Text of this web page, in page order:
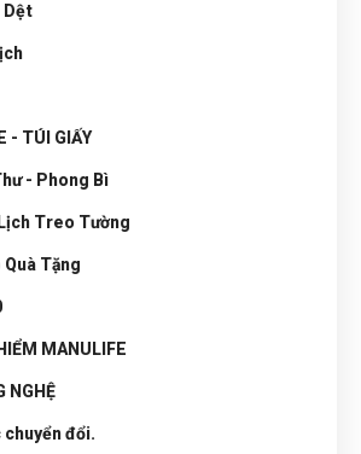
Dệt
- TÚI GIẤY
- Phong Bì
Treo Tường
Quà Tặng
MANULIFE
NGHỆ
chuyển đổi.